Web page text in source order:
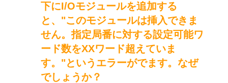
下にI/Oモジュールを追加する
と、"このモジュールは挿入できま
せん。指定局番に対する設定可能ワ
ード数をXXワード超えていま
す。"というエラーがでます。なぜ
でしょうか？